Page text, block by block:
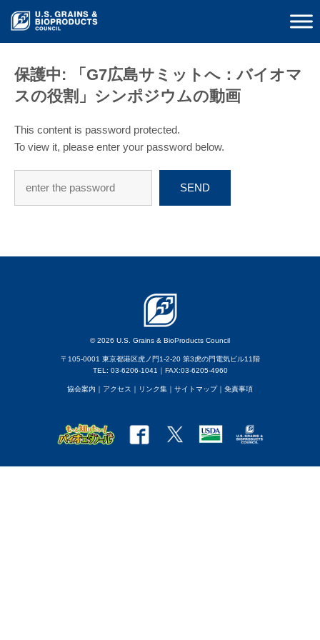
保護中: 「G7広島サミットへ：バイオマ
スの役割」シンポジウムの動画
This content is password protected.
To view it, please enter your password below.
© 2026 U.S. Grains & BioProducts Council
〒105-0001 東京都港区虎ノ門1-2-20 第3虎の門電気ビル11階
TEL: 03-6206-1041｜FAX:03-6205-4960
協会案内 ｜アクセス ｜ リンク集 ｜ サイトマップ｜ 免責事項